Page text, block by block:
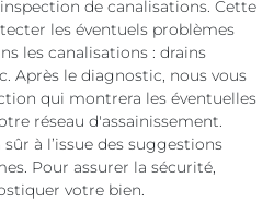
de canalisations. Cette
les éventuels problèmes
les canalisations : drains
Après le diagnostic, nous vous
qui montrera les éventuelles
réseau d'assainissement.
à l’issue des suggestions
Pour assurer la sécurité,
votre bien.